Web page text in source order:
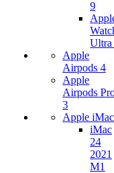
9
Ultra
Apple
Airpods 4
Apple
Airpods
3
Apple iMac
iMac
24
2021
M1